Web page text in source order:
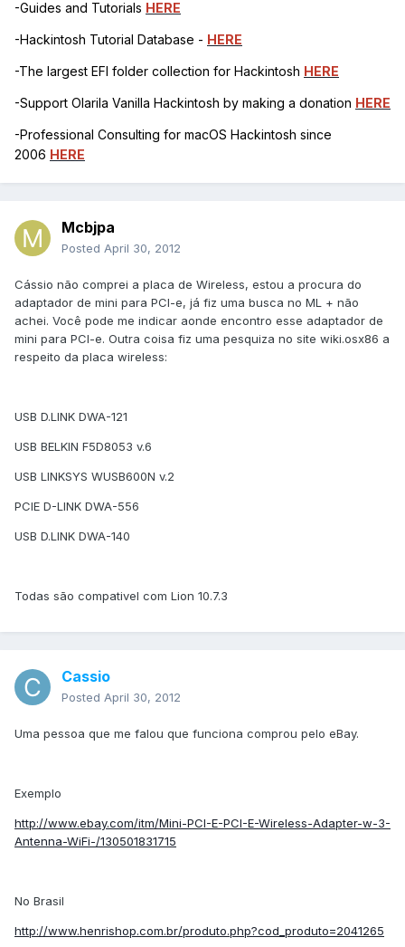
-Guides and Tutorials HERE
-Hackintosh Tutorial Database - HERE
-The largest EFI folder collection for Hackintosh HERE
-Support Olarila Vanilla Hackintosh by making a donation HERE
-Professional Consulting for macOS Hackintosh since
2006 HERE
Mcbjpa
Posted April 30, 2012
Cássio não comprei a placa de Wireless, estou a procura do
adaptador de mini para PCI-e, já fiz uma busca no ML + não
achei. Você pode me indicar aonde encontro esse adaptador de
mini para PCI-e. Outra coisa fiz uma pesquiza no site wiki.osx86 a
respeito da placa wireless:
USB D.LINK DWA-121
USB BELKIN F5D8053 v.6
USB LINKSYS WUSB600N v.2
PCIE D-LINK DWA-556
USB D.LINK DWA-140
Todas são compativel com Lion 10.7.3
Cassio
Posted April 30, 2012
Uma pessoa que me falou que funciona comprou pelo eBay.
Exemplo
http://www.ebay.com/itm/Mini-PCI-E-PCI-E-Wireless-Adapter-w-3-
Antenna-WiFi-/130501831715
No Brasil
http://www.henrishop.com.br/produto.php?cod_produto=2041265